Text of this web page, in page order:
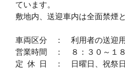
ています。
敷地内、送迎車内は全面禁煙
車両区分 ： 利用者の送迎
営業時間 ： ８：３０～１８
定 休 日 ： 日曜日、祝祭日